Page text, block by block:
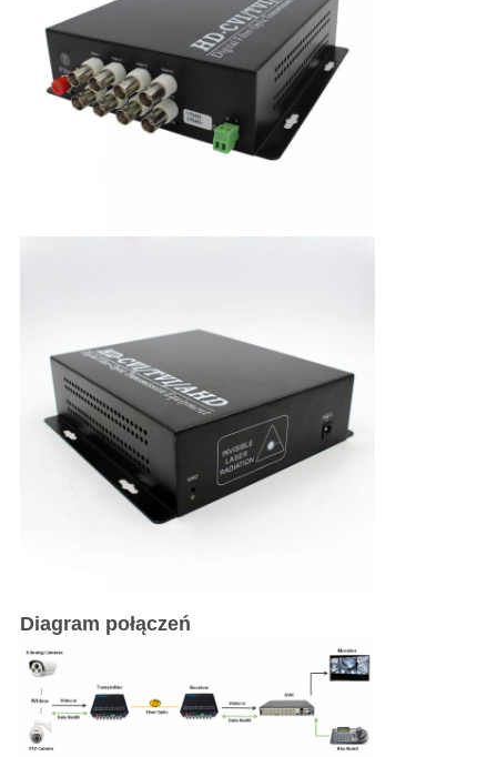
Diagram połączeń